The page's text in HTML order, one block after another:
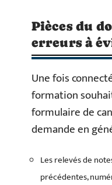
Pièces du
erreurs à
Une fois
formation
formulaire de
demande en
Les relevés de
précédentes,